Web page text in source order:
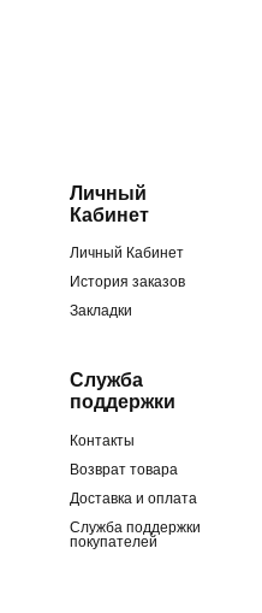
Личный
Кабинет
Личный Кабинет
История заказов
Закладки
Служба
поддержки
Контакты
Возврат товара
Доставка и оплата
Служба поддержки
покупателей